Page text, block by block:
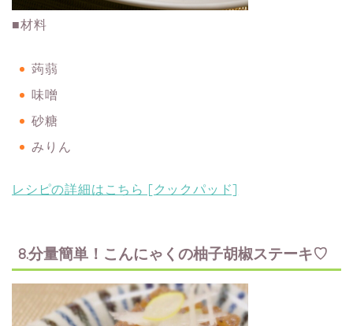
■材料
蒟蒻
味噌
砂糖
みりん
レシピの詳細はこちら [クックパッド]
8.分量簡単！こんにゃくの柚子胡椒ステーキ♡